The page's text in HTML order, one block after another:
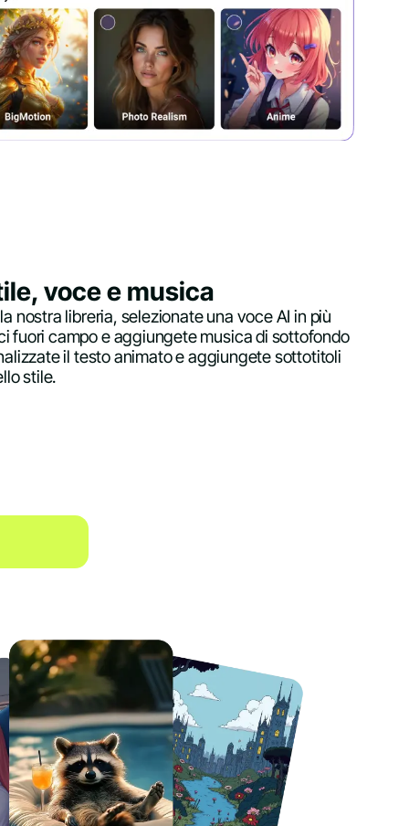
voce e musica
nostra libreria, selezionate una voce AI in più
fuori campo e aggiungete musica di sottofondo
il testo animato e aggiungete sottotitoli
stile.